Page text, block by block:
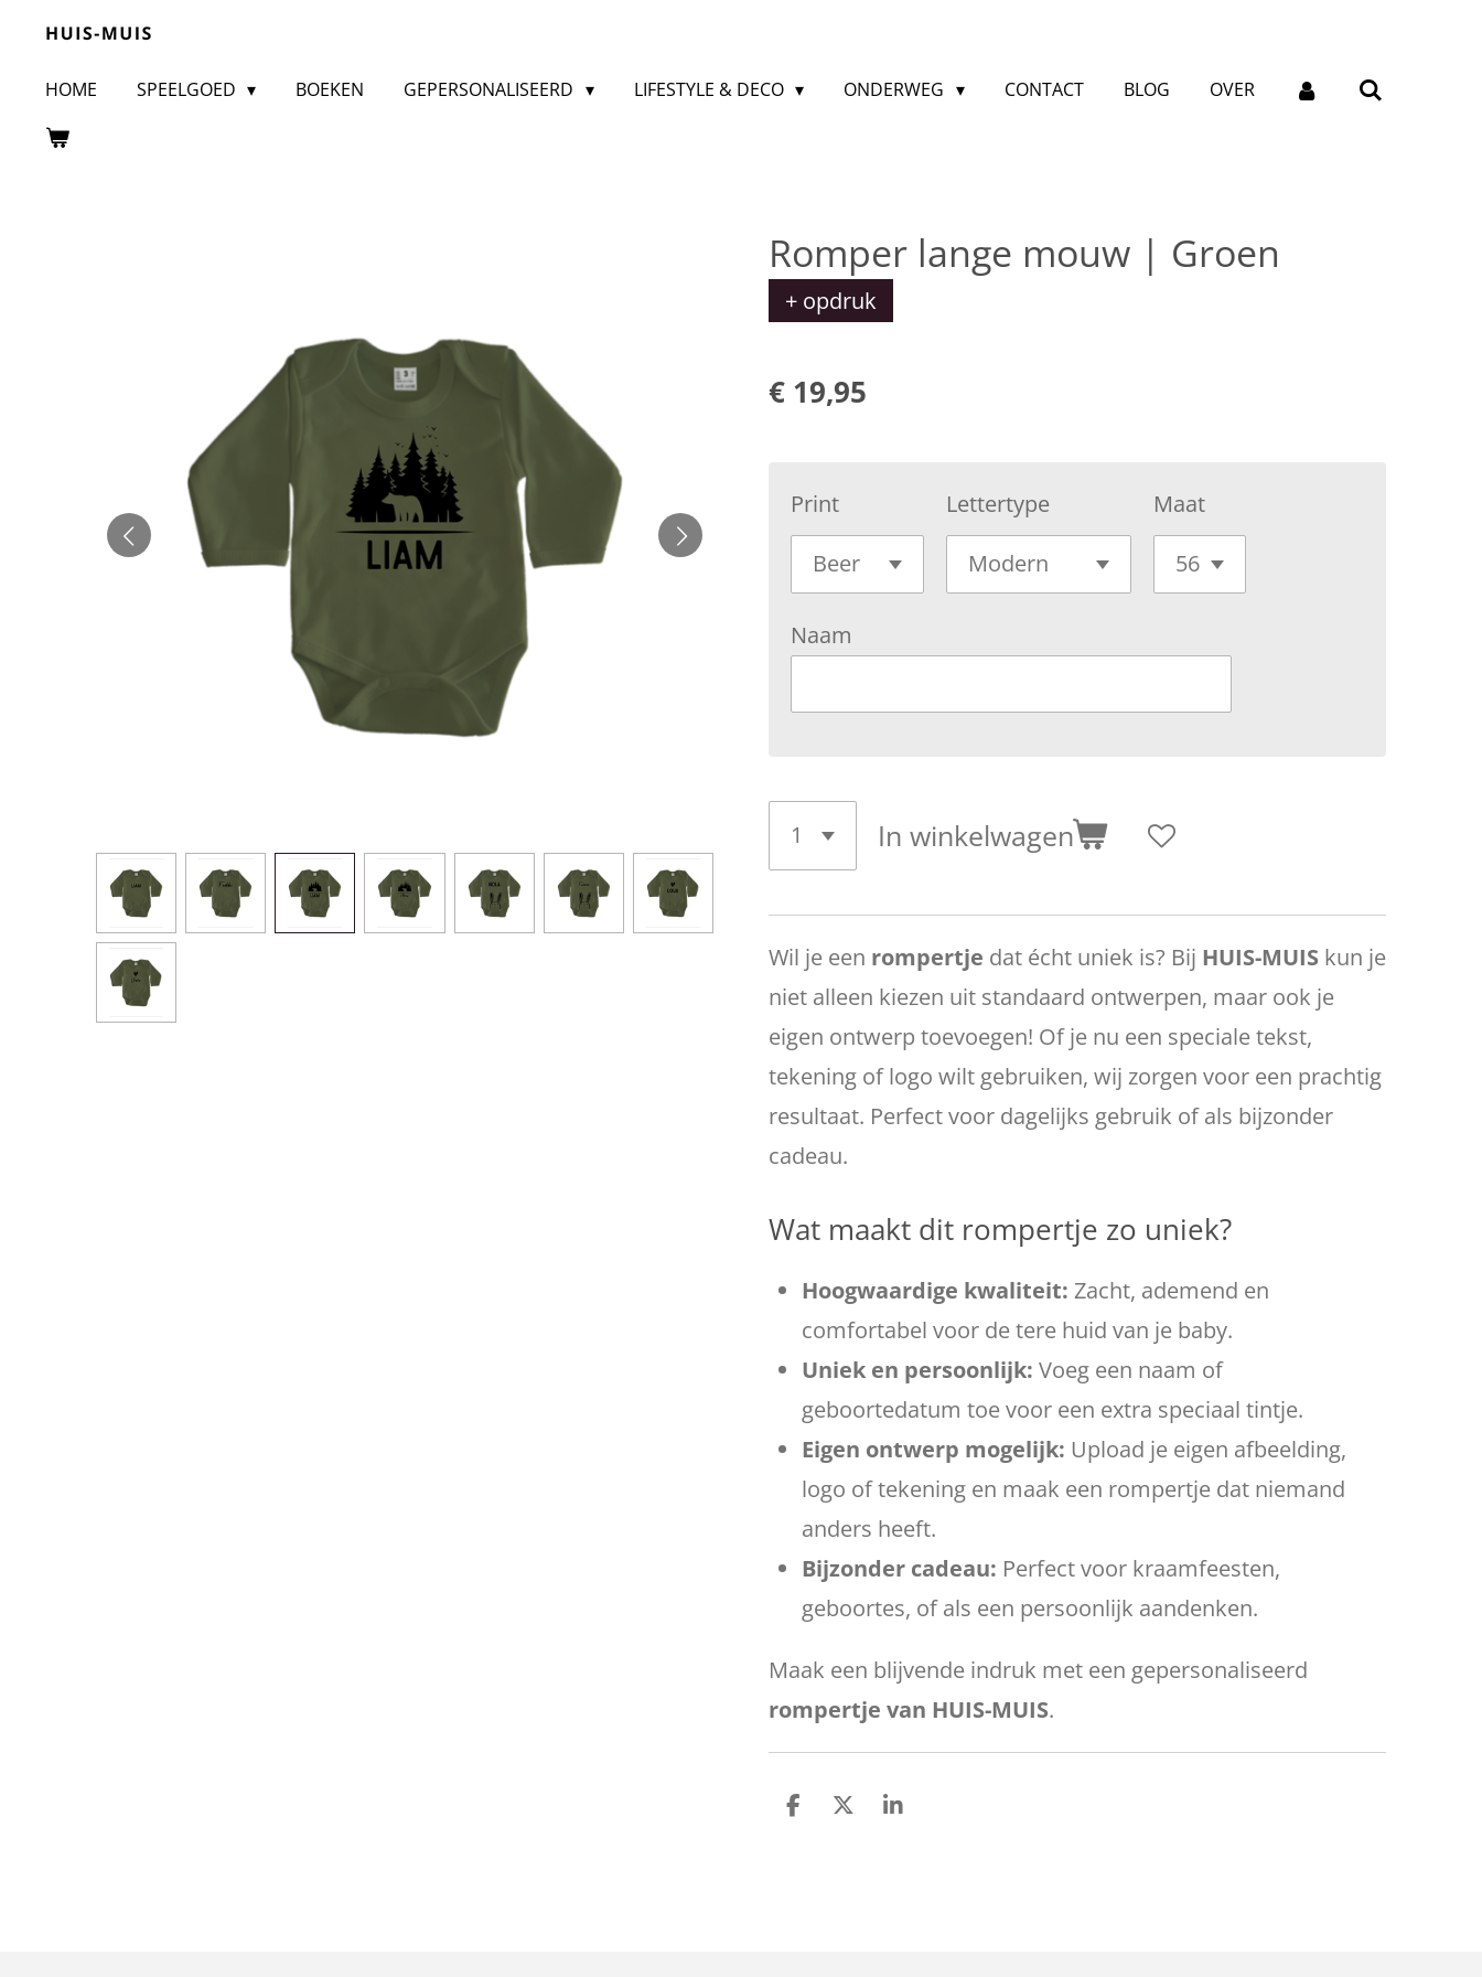
HOME SPEELGOED BOEKEN GEPERSONALISEERD LIFESTYLE & DECO ONDERWEG CONTACT BLOG OVER
Romper lange mouw | Groen
+ opdruk
€ 19,95
Print Lettertype Maat
Naam
In winkelwagen
Wil je een rompertje dat écht uniek is? Bij HUIS-MUIS kun je
niet alleen kiezen uit standaard ontwerpen, maar ook je
eigen ontwerp toevoegen! Of je nu een speciale tekst,
tekening of logo wilt gebruiken, wij zorgen voor een prachtig
resultaat. Perfect voor dagelijks gebruik of als bijzonder
cadeau.
Wat maakt dit rompertje zo uniek?
Hoogwaardige kwaliteit: Zacht, ademend en
comfortabel voor de tere huid van je baby.
Uniek en persoonlijk: Voeg een naam of
geboortedatum toe voor een extra speciaal tintje.
Eigen ontwerp mogelijk: Upload je eigen afbeelding,
logo of tekening en maak een rompertje dat niemand
anders heeft.
Bijzonder cadeau: Perfect voor kraamfeesten,
geboortes, of als een persoonlijk aandenken.
Maak een blijvende indruk met een gepersonaliseerd
rompertje van HUIS-MUIS.
D
D
S